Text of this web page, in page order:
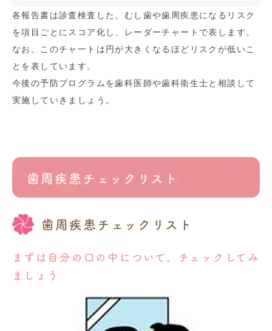
各報告書は診査検査した、むし歯や歯周疾患になるリスク
を項目ごとにスコア化し、レーダーチャートで表します。
なお、このチャ一トは円が大きくなるほどリスクが低いこ
とを表しています。
今後の予防プログラムを歯科医師や歯科衛生士と相談して
実施していきましょう。
歯周疾患チェックリスト
歯周疾患チェックリスト
まずは自分の口の中について、チェックしてみ
ましょう